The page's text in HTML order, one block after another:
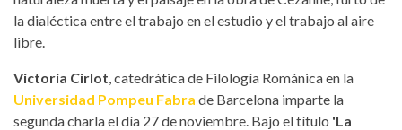
la dialéctica entre el trabajo en el estudio y el trabajo al aire
libre.
Victoria Cirlot, catedrática de Filología Románica en la
Universidad Pompeu Fabra de Barcelona imparte la
segunda charla el día 27 de noviembre. Bajo el título 'La